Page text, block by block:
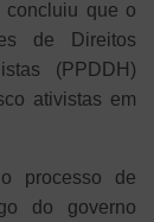
concluiu que o
de Direitos
(PPDDH)
ativistas em
processo de
do governo